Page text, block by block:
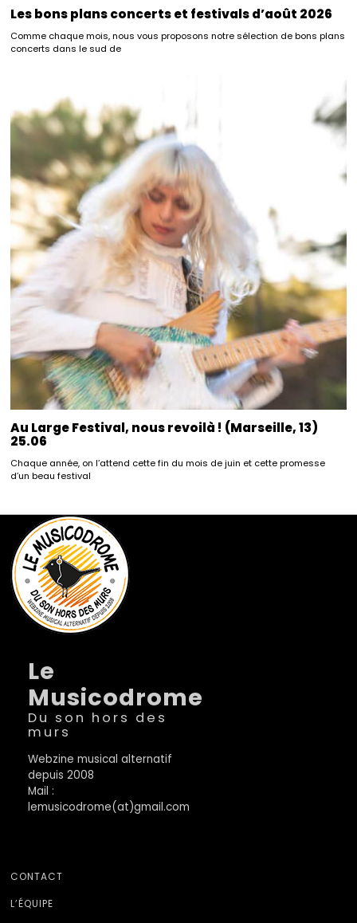
Les bons plans concerts et festivals d’août 2026
Comme chaque mois, nous vous proposons notre sélection de bons plans
concerts dans le sud de
Au Large Festival, nous revoilà ! (Marseille, 13)
25.06
Chaque année, on l’attend cette fin du mois de juin et cette promesse
d’un beau festival
Le
Musicodrome
Du son hors des
murs
Webzine musical alternatif
depuis 2008
Mail :
lemusicodrome(at)gmail.com
CONTACT
L’ÉQUIPE